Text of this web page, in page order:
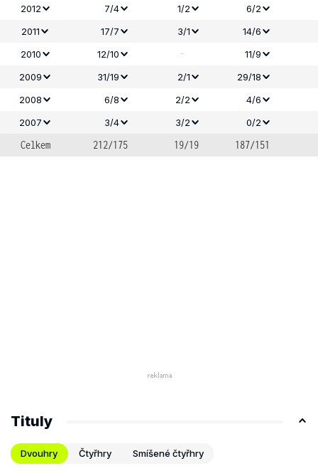
2012
7/4 1/2
6/2
2011
17/7 3/1
14/6
2010
12/10 -
11/9
2009
31/19 2/1
29/18
2008
6/8 2/2
4/6
2007
3/4 3/2 0/2
Celkem 212/175 19/19 187/151
Tituly
Dvouhry Čtyřhry Smíšené čtyřhry